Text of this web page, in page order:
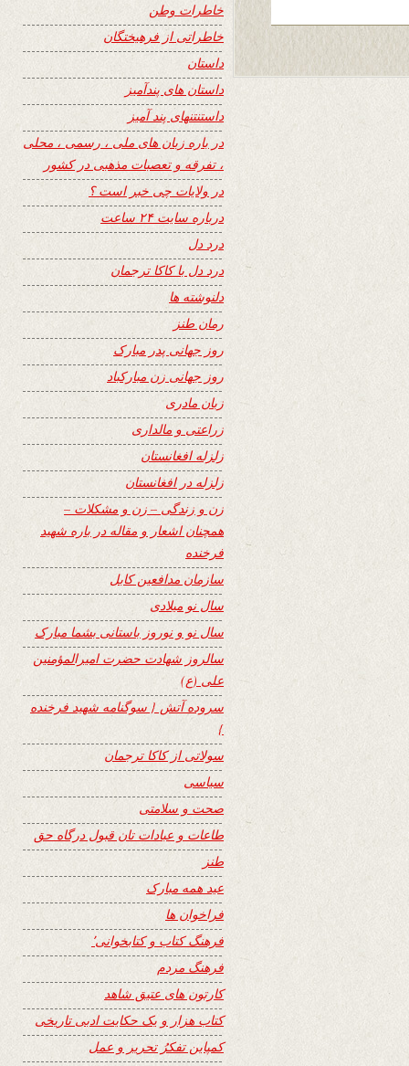
خاطرات وطن
خاطراتی از فرهیختگان
داستان
داستان های پندآمیز
داستنتنهای پند آمیز
در باره زبان های ملی ، رسمی ، محلی
، تفرقه و تعصبات مذهبی در کشور
در ولایات چی خبر است ؟
درباره سایت ۲۴ ساعت
درد دل
درد دل با کاکا ترجمان
دلنوشته ها
رمان طنز
روز جهانی پدر مبارک
روز جهانی زن مبارکباد
زبان مادری
زراعتی و مالداری
زلزله افغانستان
زلزله در افغانستان
زن و زندگی – زن و مشکلات –
همچنان اشعار و مقاله در باره شهید
فرخنده
سازمان مدافعین کابل
سال نو میلادی
سال نو و نوروز باستانی بشما مبارک
سالروز شهادت حضرت امیرالمؤمنین
علی (ع)
سروده آتش { سوگنامه شهید فرخنده
}
سولاتی از کاکا ترجمان
سیاسی
صحت و سلامتی
طاعات و عبادات تان قبول درگاه حق
طنز
عید همه مبارک
فراخوان ها
فرهنگ کتاب و کتابخوانی٬
فرهنگ مردم
کارتون های عتیق شاهد
کتاب هزار و یک حکایت ادبی تاریخی
کمپاین تفکرُ تحریر و عمل